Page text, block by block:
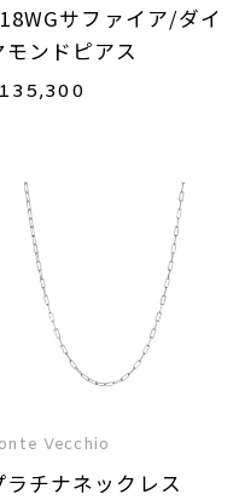
サファイア/ダイ
モンドピアス
135,300
Vecchio
ラチナネックレス